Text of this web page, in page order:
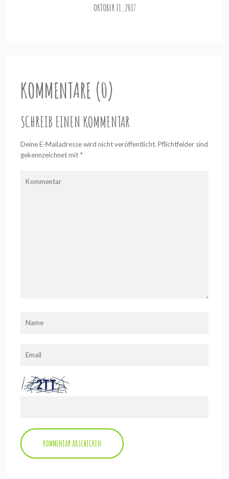
OKTOBER 11, 2017
KOMMENTARE (0)
SCHREIB EINEN KOMMENTAR
Deine E-Mailadresse wird nicht veröffentlicht. Pflichtfelder sind
gekennzeichnet mit *